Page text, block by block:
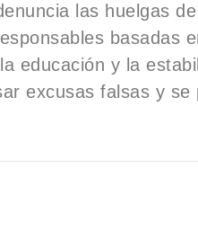
las huelgas
basadas
educación y la
excusas falsas y